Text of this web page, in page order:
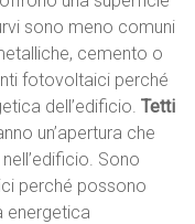
sono meno comuni
cemento o
fotovoltaici perché
dell’edificio.Tetti
un’apertura che
Sono
perché possono
energetica